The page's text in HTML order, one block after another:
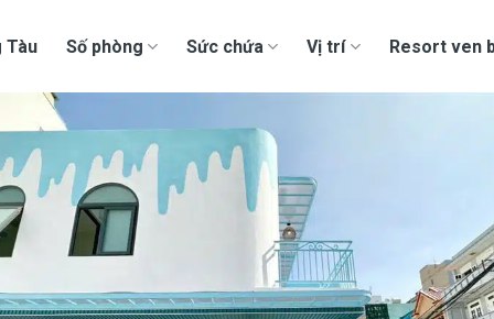
Tàu Số phòng Sức chứa Vị trí Resort ven